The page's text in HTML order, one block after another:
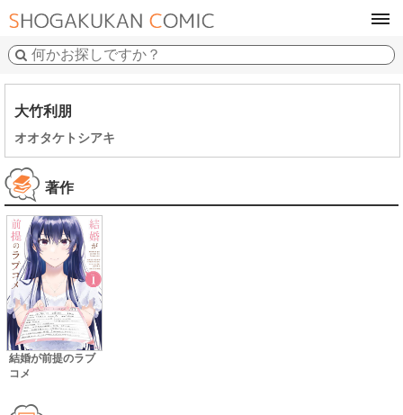
大竹利朋
オオタケトシアキ
著作
結婚が前提のラブ
コメ